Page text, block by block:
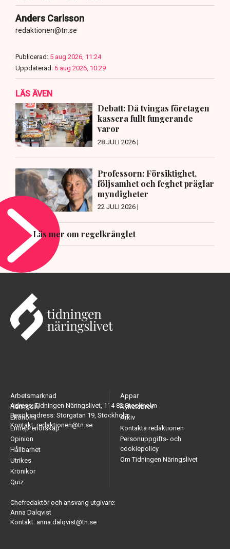
Anders Carlsson
redaktionen@tn.se
Publicerad: 5 aug 2026, 11:24
Uppdaterad: 6 aug 2026, 10:29
LÄS ÄVEN
Debatt: Då tvingas företagen
kassera fullt fungerande
varor
28 JULI 2026 |
Professorn: Försiktighet,
följsamhet och feghet präglar
myndigheter
22 JULI 2026 |
Läs mer om regelkrånglet
Adress: Tidningen Näringslivet, 114 82 Stockholm
Besöksadress: Storgatan 19, Stockholm
Kontakt: redaktionen@tn.se
Arbetsmarknad
Näringsliv
Ekonomi
Entreprenörskap
Opinion
Hållbarhet
Utrikes
Krönikor
Quiz
Appar
Nyhetsbrev
Arkiv
Kontakta redaktionen
Personuppgifts- och
cookiepolicy
Om Tidningen Näringslivet
Chefredaktör och ansvarig utgivare:
Anna Dalqvist
Kontakt: anna.dalqvist@tn.se